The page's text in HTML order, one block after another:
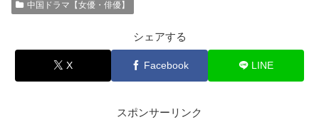
中国ドラマ【女優・俳優】
シェアする
X Facebook LINE
スポンサーリンク